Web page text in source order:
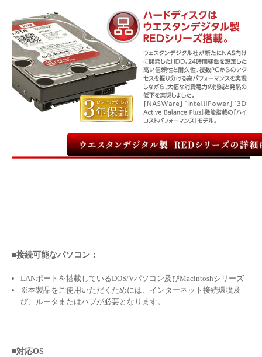
■接続可能なパソコン：
LANポートを搭載しているDOS/Vパソコン及びMacintoshシリーズ
※本製品をご使用いただくためには、インターネット接続環境及
び、ルータまたはハブが必要となります。
■対応OS